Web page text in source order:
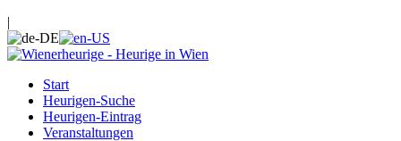
|
Start
Heurigen-Suche
Heurigen-Eintrag
Veranstaltungen